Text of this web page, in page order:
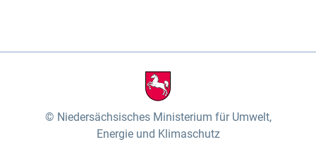
Niedersächsisches Ministerium für Umwelt,
Energie und Klimaschutz